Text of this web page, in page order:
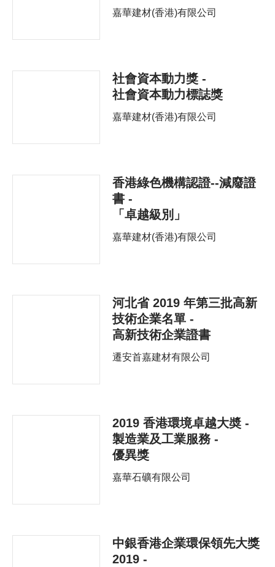
嘉華建材(香港)有限公司
社會資本動力獎 -
社會資本動力標誌獎
嘉華建材(香港)有限公司
香港綠色機構認證--減廢證
書 -
「卓越級別」
嘉華建材(香港)有限公司
河北省 2019 年第三批高新
技術企業名單 -
高新技術企業證書
遷安首嘉建材有限公司
2019 香港環境卓越大奬 -
製造業及工業服務 -
優異獎
嘉華石礦有限公司
中銀香港企業環保領先大獎
2019 -